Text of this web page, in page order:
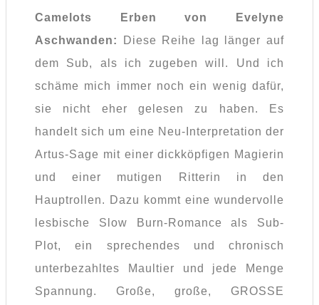
Camelots Erben von Evelyne
Aschwanden:
Diese Reihe lag länger auf
dem Sub, als ich zugeben will. Und ich
schäme mich immer noch ein wenig dafür,
sie nicht eher gelesen zu haben. Es
handelt sich um eine Neu-Interpretation der
Artus-Sage mit einer dickköpfigen Magierin
und einer mutigen Ritterin in den
Hauptrollen. Dazu kommt eine wundervolle
lesbische Slow Burn-Romance als Sub-
Plot, ein sprechendes und chronisch
unterbezahltes Maultier und jede Menge
Spannung. Große, große, GROSSE